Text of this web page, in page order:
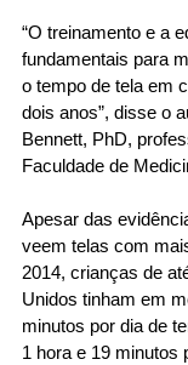
“O treinamento e a
fundamentais para
o tempo de tela em
dois anos”, disse o
Bennett, PhD,
Faculdade de
Apesar das
veem telas com
2014, crianças de
Unidos tinham em
minutos por dia de
1 hora e 19 minutos